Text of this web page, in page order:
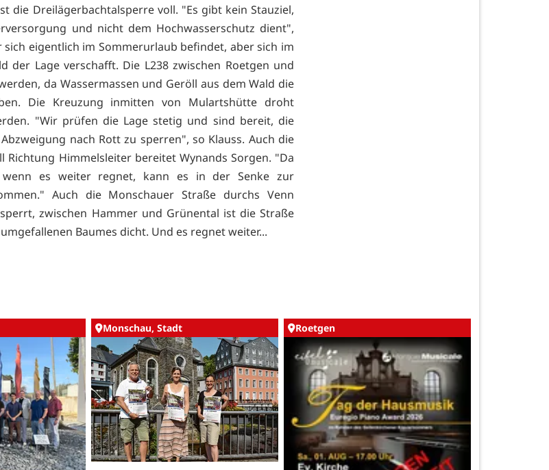
die Dreilägerbachtalsperre voll. "Es gibt kein Stauziel,
und nicht dem Hochwasserschutz dient",
sich eigentlich im Sommerurlaub befindet, aber sich im
der Lage verschafft. Die L238 zwischen Roetgen und
da Wassermassen und Geröll aus dem Wald die
Die Kreuzung inmitten von Mulartshütte droht
"Wir prüfen die Lage stetig und sind bereit, die
nach Rott zu sperren", so Klauss. Auch die
Richtung Himmelsleiter bereitet Wynands Sorgen. "Da
es weiter regnet, kann es in der Senke zur
Auch die Monschauer Straße durchs Venn
zwischen Hammer und Grünental ist die Straße
Baumes dicht. Und es regnet weiter...
Monschau, Stadt Roetgen